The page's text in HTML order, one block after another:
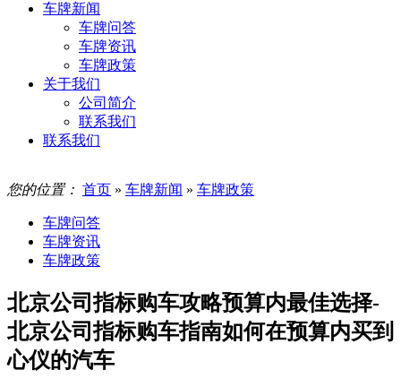
车牌新闻
车牌问答
车牌资讯
车牌政策
关于我们
公司简介
联系我们
联系我们
您的位置： 首页 » 车牌新闻 » 车牌政策
车牌问答
车牌资讯
车牌政策
北京公司指标购车攻略预算内最佳选择-
北京公司指标购车指南如何在预算内买到
心仪的汽车